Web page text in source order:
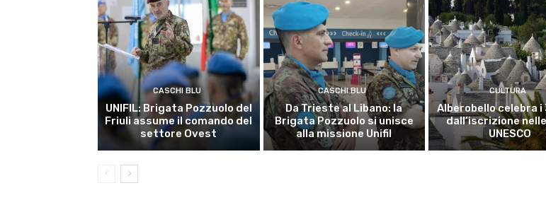
CASCHI BLU
UNIFIL: Brigata Pozzuolo del
Friuli assume il comando del
settore Ovest
CASCHI BLU
Da Trieste al Libano: la
Brigata Pozzuolo si unisce
alla missione Unifil
CULTURA
Alberobello celebra i
dall’iscrizione
UNESCO